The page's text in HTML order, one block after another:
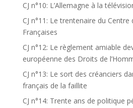
CJ n°10: L’Allemagne à la
CJ n°11: Le trentenaire du Centre
Françaises
CJ n°12: Le règlement amiable
européenne des Droits de
CJ n°13: Le sort des créanciers
français de la faillite
CJ n°14: Trente ans de politique